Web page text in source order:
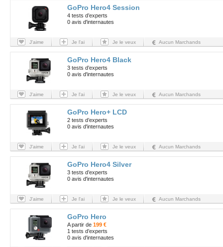
GoPro Hero4 Session
4 tests d’experts
0 avis d'internautes
J'aime Je l'ai Je le veux Aucun Marchands
GoPro Hero4 Black
3 tests d’experts
0 avis d'internautes
J'aime Je l'ai Je le veux Aucun Marchands
GoPro Hero+ LCD
2 tests d’experts
0 avis d'internautes
J'aime Je l'ai Je le veux Aucun Marchands
GoPro Hero4 Silver
3 tests d’experts
0 avis d'internautes
J'aime Je l'ai Je le veux Aucun Marchands
GoPro Hero
A partir de 199 €
1 tests d’experts
0 avis d'internautes